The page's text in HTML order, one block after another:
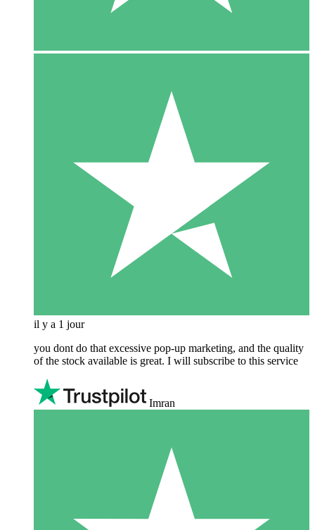
il y a 1 jour
you dont do that excessive pop-up marketing, and the quality
of the stock available is great. I will subscribe to this service
Imran